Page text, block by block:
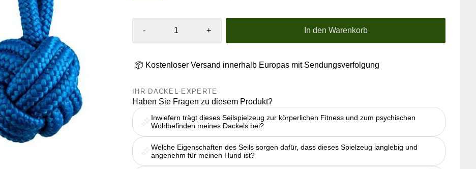
- + In den Warenkorb
📦 Kostenloser Versand innerhalb Europas mit Sendungsverfolgung
IHR DACKEL-EXPERTE
Haben Sie Fragen zu diesem Produkt?
Inwiefern trägt dieses Seilspielzeug zur körperlichen Fitness und zum psychischen
Wohlbefinden meines Dackels bei?
Welche Eigenschaften des Seils sorgen dafür, dass dieses Spielzeug langlebig und
angenehm für meinen Hund ist?